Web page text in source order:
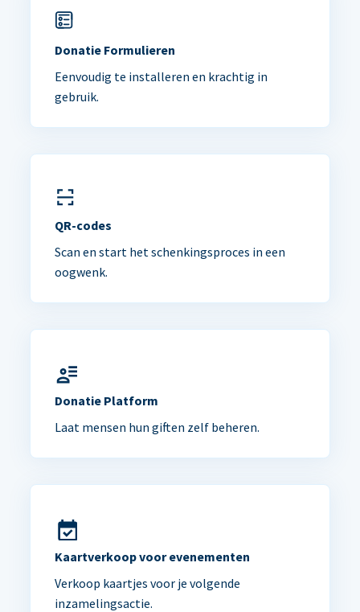
Donatie Formulieren
Eenvoudig te installeren en krachtig in
gebruik.
QR-codes
Scan en start het schenkingsproces in een
oogwenk.
Donatie Platform
Laat mensen hun giften zelf beheren.
Kaartverkoop voor evenementen
Verkoop kaartjes voor je volgende
inzamelingsactie.